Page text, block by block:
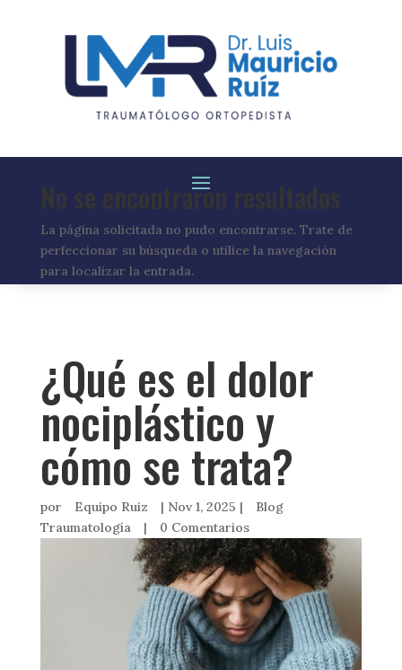
No se encontraron resultados
La página solicitada no pudo encontrarse. Trate de
perfeccionar su búsqueda o utilice la navegación
para localizar la entrada.
¿Qué es el dolor
nociplástico y
cómo se trata?
por Equipo Ruiz | Nov 1, 2025 |
Blog
Traumatología
| 0 Comentarios